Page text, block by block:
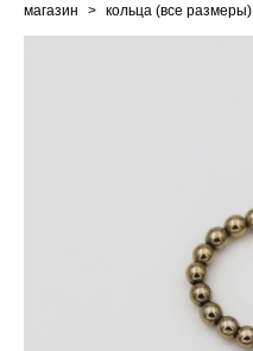
магазин > кольца (все размеры)